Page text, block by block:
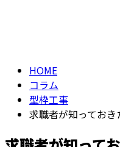
HOME
コラム
型枠工事
求職者が知ってお